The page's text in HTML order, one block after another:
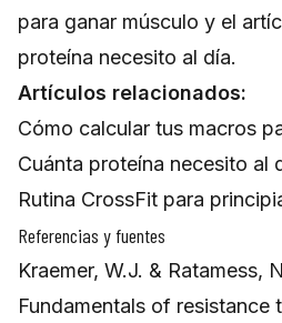
para ganar músculo y el
proteína necesito al día.
Artículos relacionados:
Cómo calcular tus macros
Cuánta proteína necesito al
Rutina CrossFit para
Referencias y fuentes
Kraemer, W.J. & Ratamess,
Fundamentals of resistance